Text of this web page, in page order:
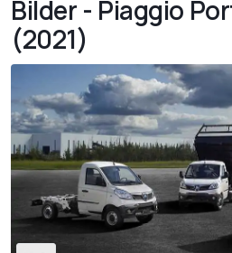
Bilder - Piaggio
(2021)